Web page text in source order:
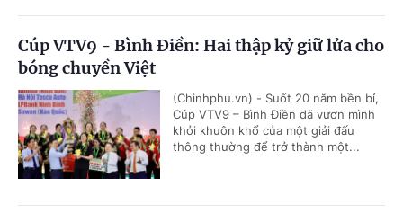
Cúp VTV9 - Bình Điền: Hai thập kỷ giữ lửa cho
bóng chuyền Việt
(Chinhphu.vn) - Suốt 20 năm bền bỉ,
Cúp VTV9 – Bình Điền đã vươn mình
khỏi khuôn khổ của một giải đấu
thông thường để trở thành một...